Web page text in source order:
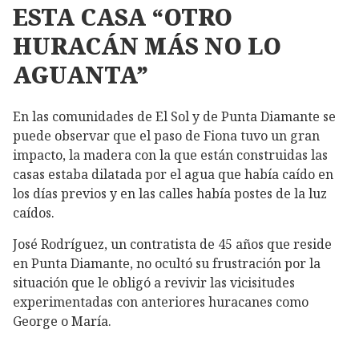
ESTA CASA “OTRO
HURACÁN MÁS NO LO
AGUANTA”
En las comunidades de El Sol y de Punta Diamante se
puede observar que el paso de Fiona tuvo un gran
impacto, la madera con la que están construidas las
casas estaba dilatada por el agua que había caído en
los días previos y en las calles había postes de la luz
caídos.
José Rodríguez, un contratista de 45 años que reside
en Punta Diamante, no ocultó su frustración por la
situación que le obligó a revivir las vicisitudes
experimentadas con anteriores huracanes como
George o María.